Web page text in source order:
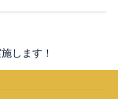
します！